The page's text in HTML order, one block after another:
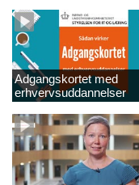
Adgangskortet med
erhvervsuddannelser